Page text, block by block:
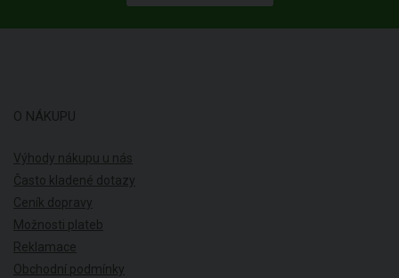
O NÁKUPU
Výhody nákupu u nás
Často kladené dotazy
Ceník dopravy
Možnosti plateb
Reklamace
Obchodní podmínky